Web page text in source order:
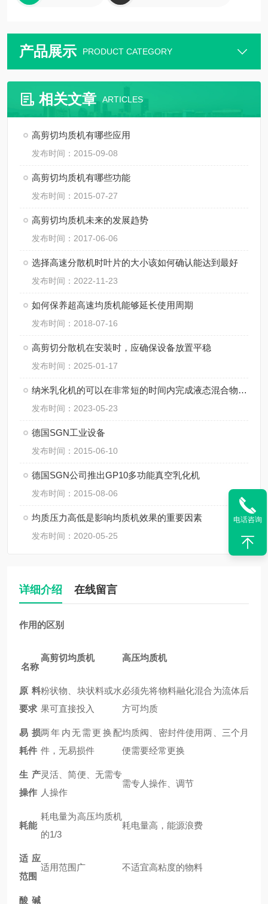
产品展示 PRODUCT CATEGORY
相关文章 ARTICLES
高剪切均质机有哪些应用
发布时间：2015-09-08
高剪切均质机有哪些功能
发布时间：2015-07-27
高剪切均质机未来的发展趋势
发布时间：2017-06-06
选择高速分散机时叶片的大小该如何确认能达到最好
发布时间：2022-11-23
如何保养超高速均质机能够延长使用周期
发布时间：2018-07-16
高剪切分散机在安装时，应确保设备放置平稳
发布时间：2025-01-17
纳米乳化机的可以在非常短的时间内完成液态混合物的乳化
发布时间：2023-05-23
德国SGN工业设备
发布时间：2015-06-10
德国SGN公司推出GP10多功能真空乳化机
发布时间：2015-08-06
均质压力高低是影响均质机效果的重要因素
发布时间：2020-05-25
详细介绍 在线留言
作用的区别
名称
高剪切均质机 高压均质机
原料
要求
粉状物、块状料或水
果可直接投入
必须先将物料融化混合为流体后
方可均质
易损
耗件
两年内无需更换配
件，无易损件
均质阀、密封件使用两、三个月
便需要经常更换
生产
操作
灵活、简便、无需专
人操作
需专人操作、调节
耗能
耗电量为高压均质机
的1/3
耗电量高，能源浪费
适应
范围
适用范围广 不适宜高粘度的物料
酸碱
电话咨询